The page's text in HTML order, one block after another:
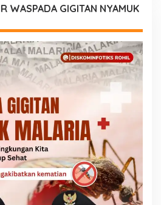
WASPADA GIGITAN NYAMUK